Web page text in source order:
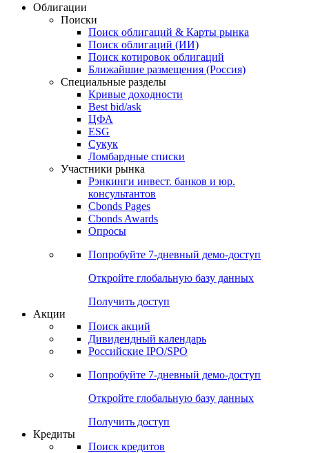
Облигации
Поиски
Поиск облигаций & Карты рынка
Поиск облигаций (ИИ)
Поиск котировок облигаций
Ближайшие размещения (Россия)
Специальные разделы
Кривые доходности
Best bid/ask
ЦФА
ESG
Сукук
Ломбардные списки
Участники рынка
Рэнкинги инвест. банков и юр.
консультантов
Cbonds Pages
Cbonds Awards
Опросы
Попробуйте 7-дневный демо-доступ
Откройте глобальную базу данных
Получить доступ
Акции
Поиск акций
Дивидендный календарь
Российские IPO/SPO
Попробуйте 7-дневный демо-доступ
Откройте глобальную базу данных
Получить доступ
Кредиты
Поиск кредитов